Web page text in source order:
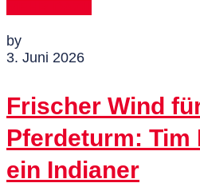
by
3. Juni 2026
Frischer Wind
Pferdeturm: Tim
ein Indianer